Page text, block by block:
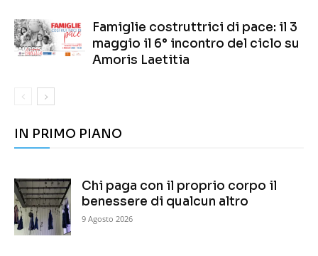
Famiglie costruttrici di pace: il 3
maggio il 6° incontro del ciclo su
Amoris Laetitia
IN PRIMO PIANO
Chi paga con il proprio corpo il
benessere di qualcun altro
9 Agosto 2026